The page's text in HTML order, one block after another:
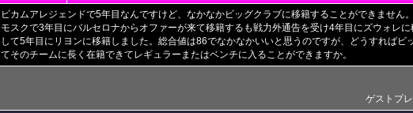
ビカムアレジェンドで5年目なんですけど、なかなかビッグクラブに移籍することができません
モスクで3年目にバルセロナからオファーが来て移籍するも戦力外通告を受け4年目にズウォレ
して5年目にリヨンに移籍しました。総合値は86でなかなかいいと思うのですが、どうすればビ
てそのチームに長く在籍できてレギュラーまたはベンチに入ることができますか。
ゲストプ